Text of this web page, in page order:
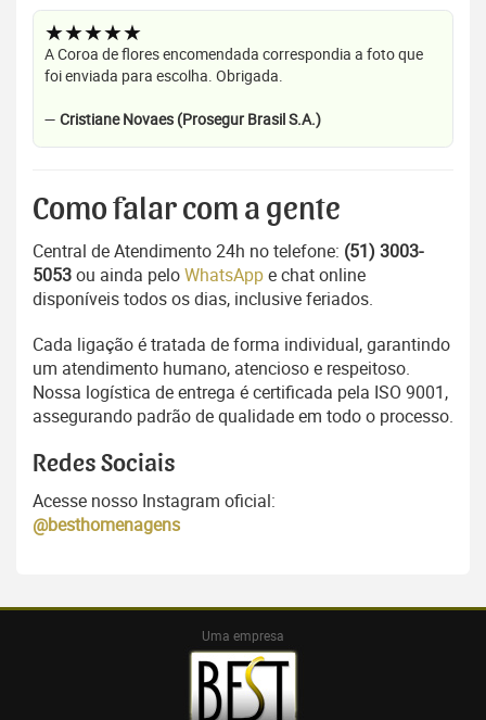
★★★★★
A Coroa de flores encomendada correspondia a foto que
foi enviada para escolha. Obrigada.
— Cristiane Novaes (Prosegur Brasil S.A.)
Como falar com a gente
Central de Atendimento 24h no telefone: (51) 3003-
5053ou ainda peloWhatsAppe chat online
disponíveis todos os dias, inclusive feriados.
Cada ligação é tratada de forma individual, garantindo
um atendimento humano, atencioso e respeitoso.
Nossa logística de entrega é certificada pela ISO 9001,
assegurando padrão de qualidade em todo o processo.
Redes Sociais
Acesse nosso Instagram oficial:
@besthomenagens
Uma empresa